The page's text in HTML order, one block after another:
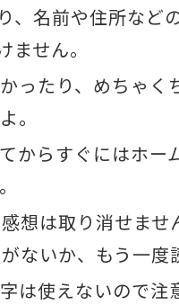
、名前や住所など
ません。
ったり、めちゃく
。
からすぐにはホー
想は取り消せませ
ないか、もう一度
は使えないので注